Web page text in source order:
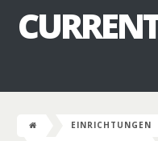
EINRICHTUNGEN